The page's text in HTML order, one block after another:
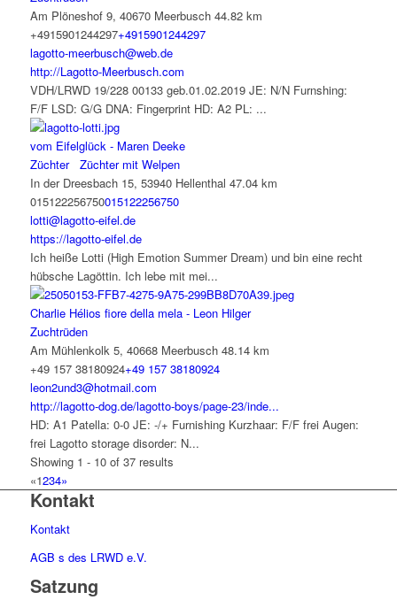
Am Plöneshof 9, 40670 Meerbusch 44.82 km
+4915901244297+4915901244297
lagotto-meerbusch@web.de
http://Lagotto-Meerbusch.com
VDH/LRWD 19/228 00133 geb.01.02.2019 JE: N/N Furnshing:
F/F LSD: G/G DNA: Fingerprint HD: A2 PL: ...
vom Eifelglück - Maren Deeke
Züchter
Züchter mit Welpen
In der Dreesbach 15, 53940 Hellenthal 47.04 km
015122256750015122256750
lotti@lagotto-eifel.de
https://lagotto-eifel.de
Ich heiße Lotti (High Emotion Summer Dream) und bin eine recht
hübsche Lagöttin. Ich lebe mit mei...
Charlie Hélios fiore della mela - Leon Hilger
Zuchtrüden
Am Mühlenkolk 5, 40668 Meerbusch 48.14 km
+49 157 38180924+49 157 38180924
leon2und3@hotmail.com
http://lagotto-dog.de/lagotto-boys/page-23/inde...
HD: A1 Patella: 0-0 JE: -/+ Furnishing Kurzhaar: F/F frei Augen:
frei Lagotto storage disorder: N...
Showing 1 - 10 of 37 results
«1234»
Kontakt
Kontakt
AGB s des LRWD e.V.
Satzung